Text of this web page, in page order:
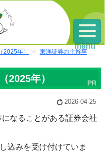
2025年）
東洋証券の主幹事
2025年）
2026-04-25
なることがある証券会社
込みを受け付けていま
menu